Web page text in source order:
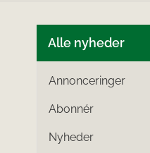
Alle nyheder
Annonceringer
Abonnér
Nyheder